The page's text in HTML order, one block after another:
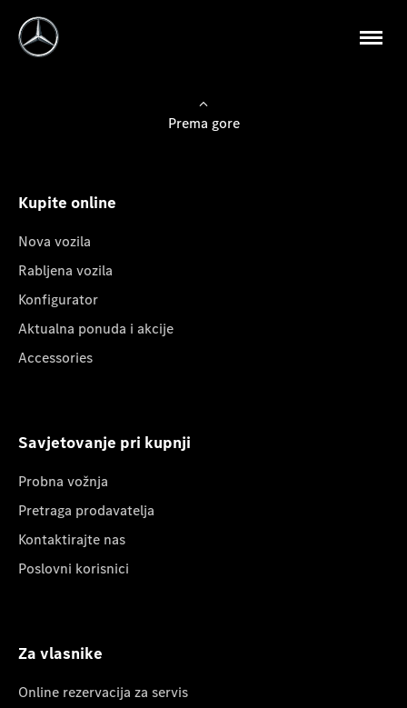
Prema gore
Kupite online
Nova vozila
Rabljena vozila
Konfigurator
Aktualna ponuda i akcije
Accessories
Savjetovanje pri kupnji
Probna vožnja
Pretraga prodavatelja
Kontaktirajte nas
Poslovni korisnici
Za vlasnike
Online rezervacija za servis